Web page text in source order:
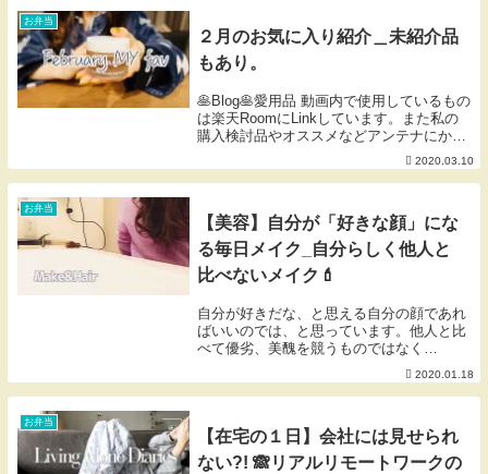
お弁当
２月のお気に入り紹介＿未紹介品
もあり。
🥞Blog🥞愛用品 動画内で使用しているもの
は楽天RoomにLinkしています。また私の
購入検討品やオススメなどアンテナにかか
ったものをLinkしているお買い物メモでも
あります。ご活用いただけたら幸いです🐰
※掲載のないものは楽天扱い無しor...
2020.03.10
お弁当
【美容】自分が「好きな顔」にな
る毎日メイク_自分らしく他人と
比べないメイク💄
自分が好きだな、と思える自分の顔であれ
ばいいのでは、と思っています。他人と比
べて優劣、美醜を競うものではなく
て。。。そんな観点からのワタシの毎日メ
イクです。🥞Blog🥞愛用品 動画内で使用し
ているものは楽天RoomにLinkしていま
2020.01.18
お弁当
【在宅の１日】会社には見せられ
ない?! 🙈リアルリモートワークの